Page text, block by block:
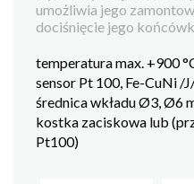
umożliwia jego
dociśnięcie jego
temperatura max. +900
sensor Pt 100, Fe-CuNi /
średnica wkładu Ø3, Ø6
kostka zaciskowa lub
Pt100)